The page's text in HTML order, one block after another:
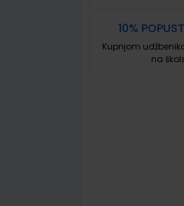
10%
Kupnjom
na